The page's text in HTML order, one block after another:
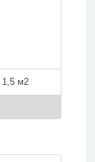
1,5 м2